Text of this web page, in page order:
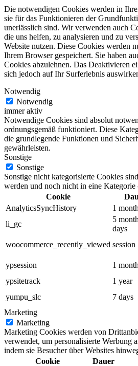
Die notwendigen Cookies werden in
sie für das Funktionieren der
unerlässlich sind. Wir verwenden auch
die uns helfen, zu analysieren und zu
Website nutzen. Diese Cookies werden
Ihrem Browser gespeichert. Sie haben
Cookies abzulehnen. Das Deaktivieren
sich jedoch auf Ihr Surferlebnis
Notwendig
Notwendig
immer aktiv
Notwendige Cookies sind absolut
ordnungsgemäß funktioniert. Diese
die grundlegende Funktionen und
gewährleisten.
Sonstige
Sonstige
Sonstige nicht kategorisierte Cookies
werden und noch nicht in eine Kategorie
Cookie
AnalyticsSyncHistory
1 month
li_gc
5
days
woocommerce_recently_viewed session
ypsession
1 month
ypsitetrack
1 year
yumpu_slc
7 days
Marketing
Marketing
Marketing Cookies werden von
verwendet, um personalisierte Werbung
indem sie Besucher über Websites
Cookie
Dauer